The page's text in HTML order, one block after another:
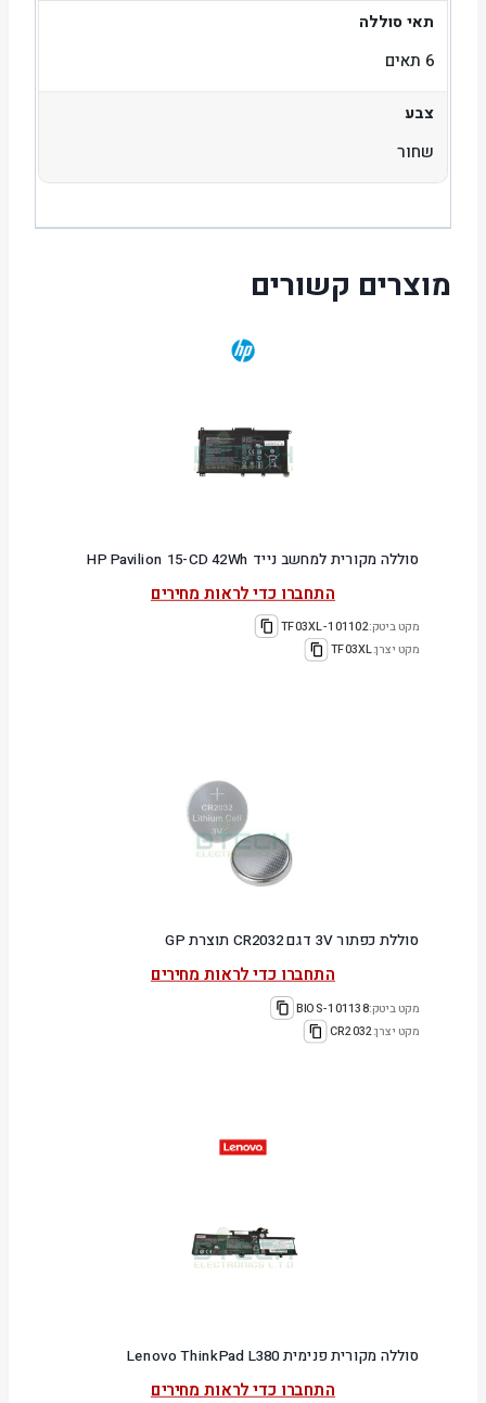
תאי סוללה
6 תאים
צבע
שחור
מוצרים קשורים
סוללה מקורית למחשב נייד HP Pavilion 15-CD 42Wh
התחברו כדי לראות מחירים
מקט ביטק:101102-TF03XL
מקט יצרן:TF03XL
סוללת כפתור 3V דגם CR2032 תוצרת GP
התחברו כדי לראות מחירים
מקט ביטק:101138-BIOS
מקט יצרן:CR2032
סוללה מקורית פנימית Lenovo ThinkPad L380
התחברו כדי לראות מחירים